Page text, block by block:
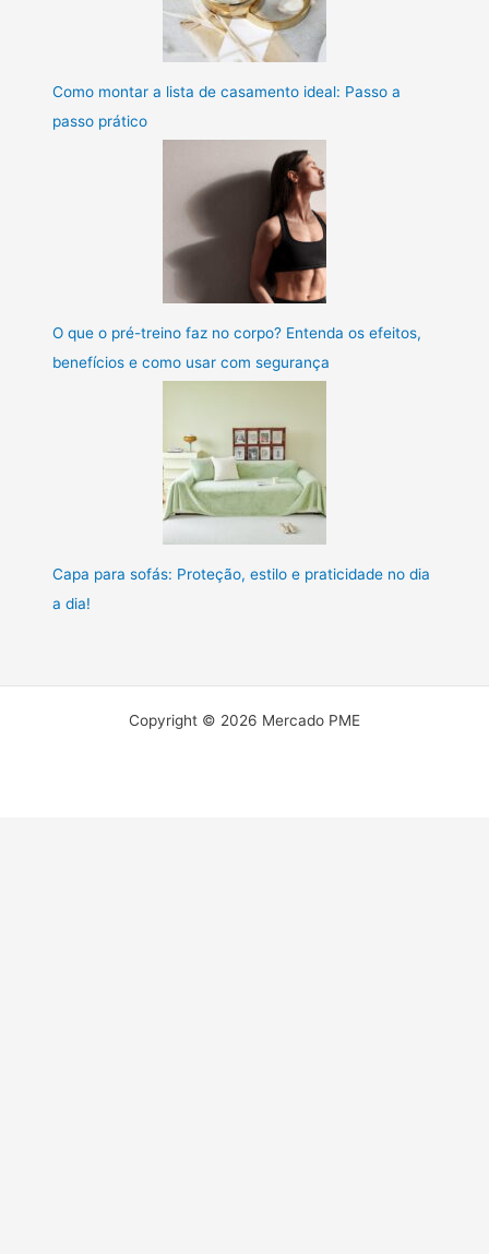
Como montar a lista de casamento ideal: Passo a
passo prático
O que o pré-treino faz no corpo? Entenda os efeitos,
benefícios e como usar com segurança
Capa para sofás: Proteção, estilo e praticidade no dia
a dia!
Copyright © 2026 Mercado PME